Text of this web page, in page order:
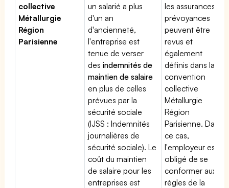
collective
Métallurgie
Région
Parisienne
un salarié a plus
d'un an
d'ancienneté,
l'entreprise est
tenue de verser
desindemnités de
maintien de salaire
en plus de celles
prévues par la
sécurité sociale
(IJSS : Indemnités
journalières de
sécurité sociale). Le
coût du maintien
de salaire pour les
entreprises est
les assurances
prévoyances
peuvent être
revus et
également
définis dans la
convention
collective
Métallurgie
Région
Parisienne. Dans
ce cas,
l'employeur est
obligé de se
conformer aux
règles de la